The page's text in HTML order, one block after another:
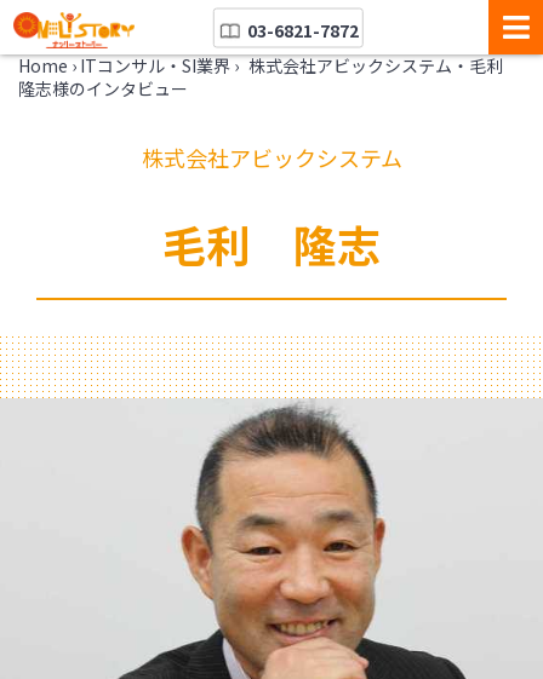
03-6821-7872
Home › ITコンサル・SI業界 › 株式会社アビックシステム・毛利
隆志様のインタビュー
株式会社アビックシステム
毛利 隆志